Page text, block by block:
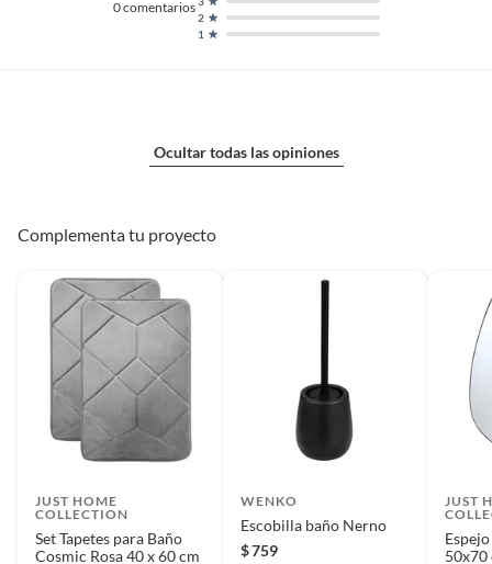
0comentarios
1
2
Ocultar todas las opiniones
Complementa tu proyecto
JUST HOME
COLLECTION
Set Tapetes para Baño
Cosmic Rosa 40 x 60 cm
WENKO
Escobilla baño Nerno
$759
JUST
50x70